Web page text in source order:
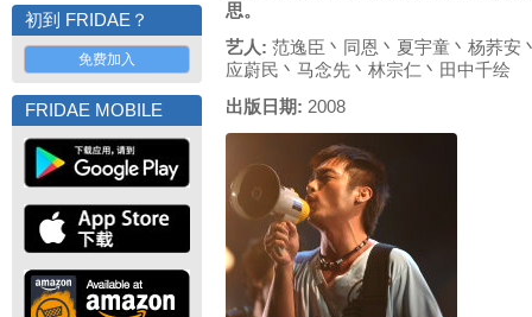
初到 FRIDAE？
免费加入
FRIDAE MOBILE
思。
艺人: 范逸臣丶同恩丶夏宇童丶杨荞安
应蔚民丶马念先丶林宗仁丶田中千绘
出版日期: 2008